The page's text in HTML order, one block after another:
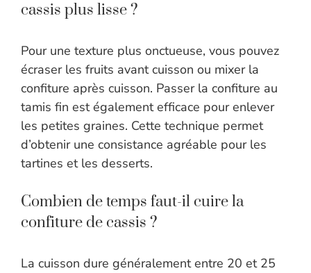
cassis plus lisse ?
Pour une texture plus onctueuse, vous pouvez
écraser les fruits avant cuisson ou mixer la
confiture après cuisson. Passer la confiture au
tamis fin est également efficace pour enlever
les petites graines. Cette technique permet
d’obtenir une consistance agréable pour les
tartines et les desserts.
Combien de temps faut-il cuire la
confiture de cassis ?
La cuisson dure généralement entre 20 et 25